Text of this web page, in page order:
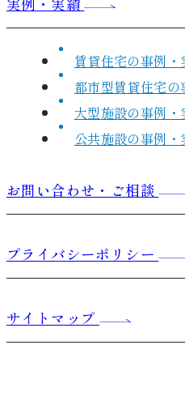
賃貸住宅の事例・
都市型賃貸住宅
大型施設の事例・
公共施設の事例・
お問い合わせ・ご相談
プライバシーポリシー
サイトマップ